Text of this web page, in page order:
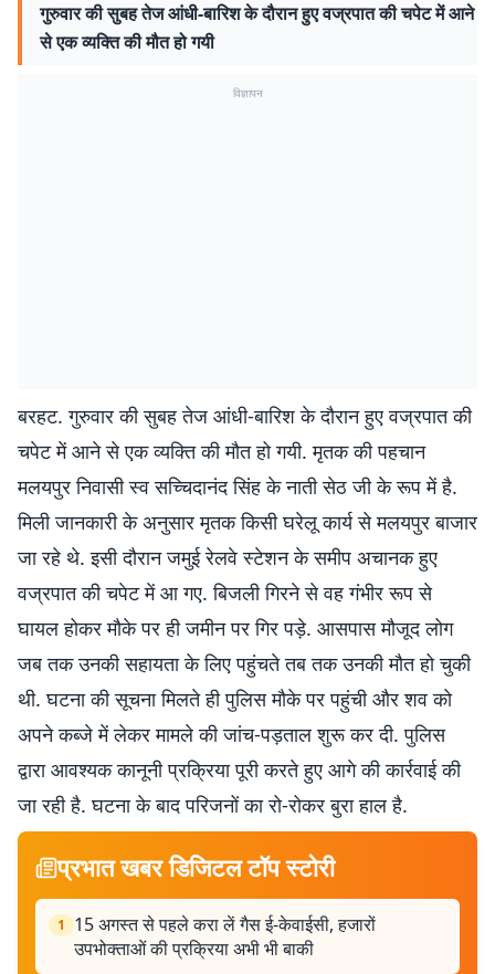
गुरुवार की सुबह तेज आंधी-बारिश के दौरान हुए वज्रपात की चपेट में आने
से एक व्यक्ति की मौत हो गयी
विज्ञापन
बरहट. गुरुवार की सुबह तेज आंधी-बारिश के दौरान हुए वज्रपात की
चपेट में आने से एक व्यक्ति की मौत हो गयी. मृतक की पहचान
मलयपुर निवासी स्व सच्चिदानंद सिंह के नाती सेठ जी के रूप में है.
मिली जानकारी के अनुसार मृतक किसी घरेलू कार्य से मलयपुर बाजार
जा रहे थे. इसी दौरान जमुई रेलवे स्टेशन के समीप अचानक हुए
वज्रपात की चपेट में आ गए. बिजली गिरने से वह गंभीर रूप से
घायल होकर मौके पर ही जमीन पर गिर पड़े. आसपास मौजूद लोग
जब तक उनकी सहायता के लिए पहुंचते तब तक उनकी मौत हो चुकी
थी. घटना की सूचना मिलते ही पुलिस मौके पर पहुंची और शव को
अपने कब्जे में लेकर मामले की जांच-पड़ताल शुरू कर दी. पुलिस
द्वारा आवश्यक कानूनी प्रक्रिया पूरी करते हुए आगे की कार्रवाई की
जा रही है. घटना के बाद परिजनों का रो-रोकर बुरा हाल है.
प्रभात खबर डिजिटल टॉप स्टोरी
1
15 अगस्त से पहले करा लें गैस ई-केवाईसी, हजारों
उपभोक्ताओं की प्रक्रिया अभी भी बाकी